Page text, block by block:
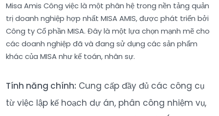
Misa Amis Công việc là một phân hệ trong nền tảng quản
trị doanh nghiệp hợp nhất MISA AMIS, được phát triển bởi
Công ty Cổ phần MISA. Đây là một lựa chọn mạnh mẽ cho
các doanh nghiệp đã và đang sử dụng các sản phẩm
khác của MISA như kế toán, nhân sự.
Tính năng chính: Cung cấp đầy đủ các công cụ
từ việc lập kế hoạch dự án, phân công nhiệm vụ,